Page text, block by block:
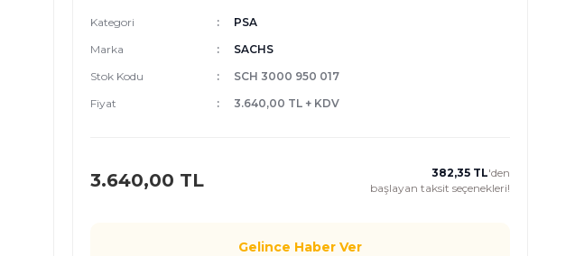
Kategori
PSA
Marka
SACHS
Stok Kodu
SCH 3000 950 017
Fiyat
3.640,00 TL + KDV
3.640,00 TL 382,35 TL'den
başlayan taksit seçenekleri!
Gelince Haber Ver